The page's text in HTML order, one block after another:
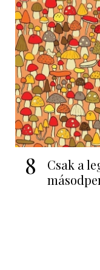
8
Csak a